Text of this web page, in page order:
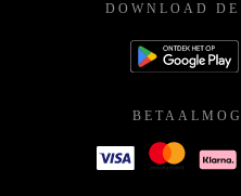
DOWNLOAD